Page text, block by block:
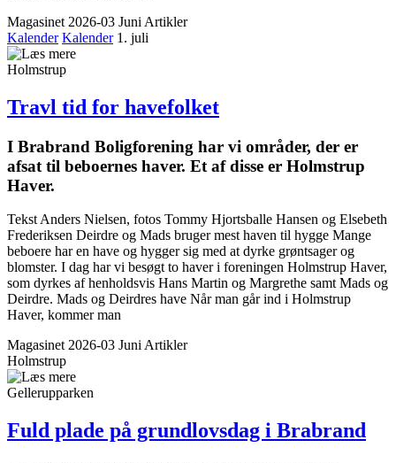
Magasinet 2026-03 Juni Artikler
Kalender Kalender1. juli
Holmstrup
Travl tid for havefolket
I Brabrand Bolig­forening har vi områder, der er
afsat til beboernes haver. Et af disse er Holmstrup
Haver.
Tekst Anders Nielsen, fotos Tommy Hjortsballe Hansen og Elsebeth
Frederiksen Deirdre og Mads bruger mest haven til hygge Mange
beboere har en have og hygger sig med at dyrke grøntsager og
blomster. I dag har vi besøgt to haver i foreningen Holmstrup Haver,
som dyrkes af henholdsvis Hans Martin og Margrethe samt Mads og
Deirdre. Mads og Deirdres have Når man går ind i Holmstrup
Haver, kommer man
Magasinet 2026-03 Juni Artikler
Holmstrup
Gellerupparken
Fuld plade på grundlovsdag i Brabrand